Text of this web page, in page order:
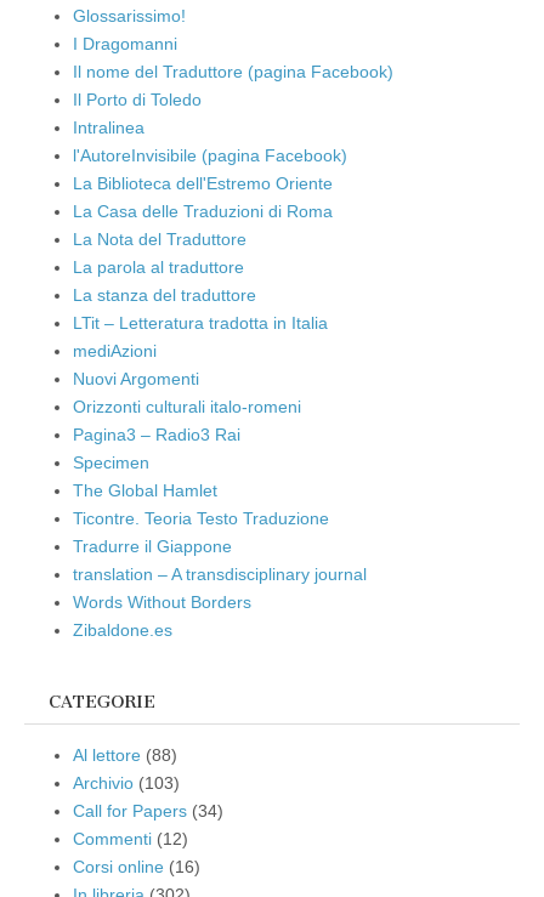
Glossarissimo!
I Dragomanni
Il nome del Traduttore (pagina Facebook)
Il Porto di Toledo
Intralinea
l'AutoreInvisibile (pagina Facebook)
La Biblioteca dell'Estremo Oriente
La Casa delle Traduzioni di Roma
La Nota del Traduttore
La parola al traduttore
La stanza del traduttore
LTit – Letteratura tradotta in Italia
mediAzioni
Nuovi Argomenti
Orizzonti culturali italo-romeni
Pagina3 – Radio3 Rai
Specimen
The Global Hamlet
Ticontre. Teoria Testo Traduzione
Tradurre il Giappone
translation – A transdisciplinary journal
Words Without Borders
Zibaldone.es
CATEGORIE
Al lettore (88)
Archivio (103)
Call for Papers (34)
Commenti (12)
Corsi online (16)